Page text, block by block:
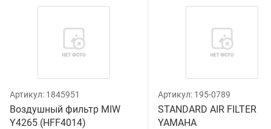
Артикул: 1845951
Воздушный фильтр MIW
Y4265 (HFF4014)
Артикул: 195-0789
STANDARD AIR FILTER
YAMAHA